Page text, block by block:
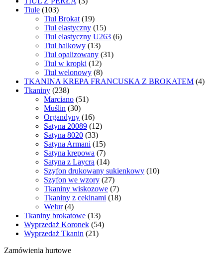
Tiule (103)
Tiul Brokat (19)
Tiul elastyczny (15)
Tiul elastyczny U263 (6)
Tiul halkowy (13)
Tiul opalizowany (31)
Tiul w kropki (12)
Tiul welonowy (8)
TKANINA KREPA FRANCUSKA Z BROKATEM (4)
Tkaniny (238)
Marciano (51)
Muślin (30)
Organdyny (16)
Satyna 20089 (12)
Satyna 8020 (33)
Satyna Armani (15)
Satyna krepowa (7)
Satyna z Laycrą (14)
Szyfon drukowany sukienkowy (10)
Szyfon we wzory (27)
Tkaniny wiskozowe (7)
Tkaniny z cekinami (18)
Welur (4)
Tkaniny brokatowe (13)
Wyprzedaż Koronek (54)
Wyprzedaż Tkanin (21)
Zamówienia hurtowe